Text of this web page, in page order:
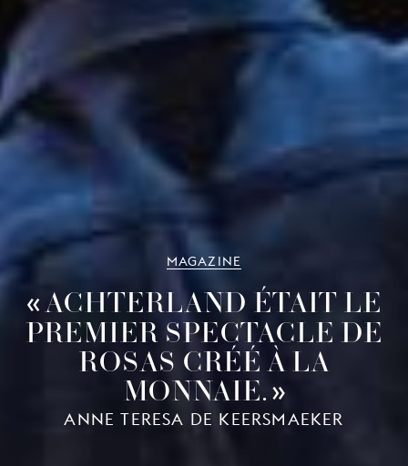
MAGAZINE
ACHTERLAND ÉTAIT LE
PREMIER SPECTACLE DE
ROSAS CRÉÉ À LA
MONNAIE.
ANNE TERESA DE KEERSMAEKER